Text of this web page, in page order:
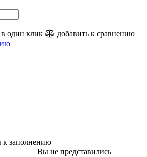
один клик
добавить к сравнению
к заполнению
Вы не представились